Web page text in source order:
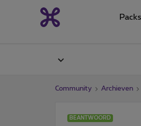
Packs
Community Archieven
BEANTWOORD